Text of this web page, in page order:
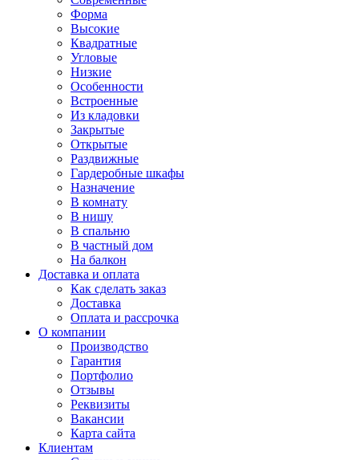
Форма
Высокие
Квадратные
Угловые
Низкие
Особенности
Встроенные
Из кладовки
Закрытые
Открытые
Раздвижные
Гардеробные шкафы
Назначение
В комнату
В нишу
В спальню
В частный дом
На балкон
Доставка и оплата
Как сделать заказ
Доставка
Оплата и рассрочка
О компании
Производство
Гарантия
Портфолио
Отзывы
Реквизиты
Вакансии
Карта сайта
Клиентам